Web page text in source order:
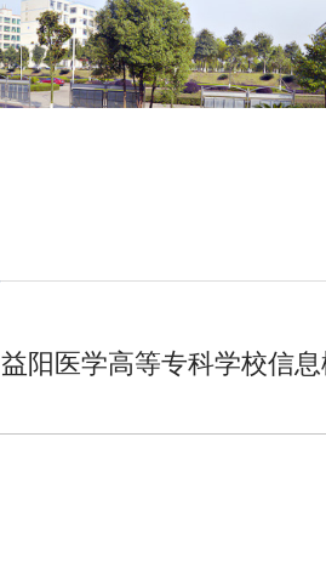
益阳医学高等专科学校信